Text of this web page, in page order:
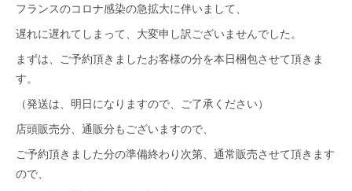
フランスのコロナ感染の急拡大に伴いまして、
遅れに遅れてしまって、大変申し訳ございませんでした。
まずは、ご予約頂きましたお客様の分を本日梱包させて頂きま
す。
（発送は、明日になりますので、ご了承ください）
店頭販売分、通販分もございますので、
ご予約頂きました分の準備終わり次第、通常販売させて頂きます
ので、